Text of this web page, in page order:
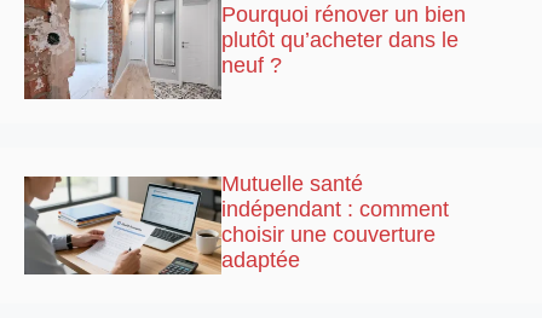
Pourquoi rénover un bien
plutôt qu’acheter dans le
neuf ?
Mutuelle santé
indépendant : comment
choisir une couverture
adaptée